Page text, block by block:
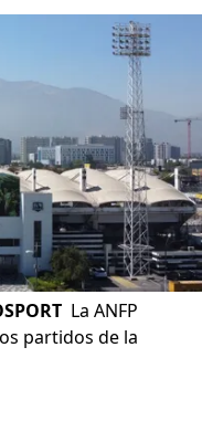
La ANFP
partidos de la